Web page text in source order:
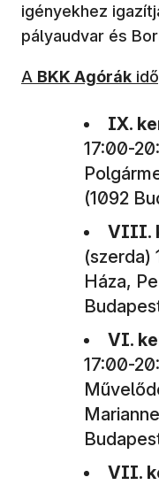
igényekhez
pályaudvar és
A BKK Agórák
IX.
17:00-
(1092
VIII.
(szerda)
Háza,
VI.
17:00-
VII.